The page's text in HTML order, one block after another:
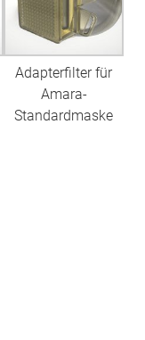
Adapterfilter für
Amara-
Standardmaske